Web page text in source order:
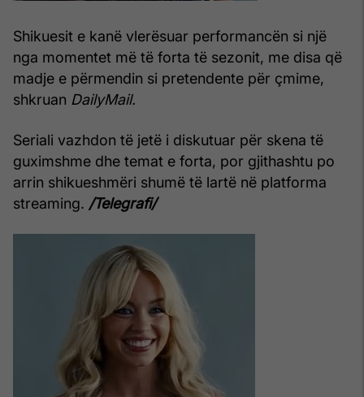
Shikuesit e kanë vlerësuar performancën si një
nga momentet më të forta të sezonit, me disa që
madje e përmendin si pretendente për çmime,
shkruan DailyMail.
Seriali vazhdon të jetë i diskutuar për skena të
guximshme dhe temat e forta, por gjithashtu po
arrin shikueshmëri shumë të lartë në platforma
streaming. /Telegrafi/